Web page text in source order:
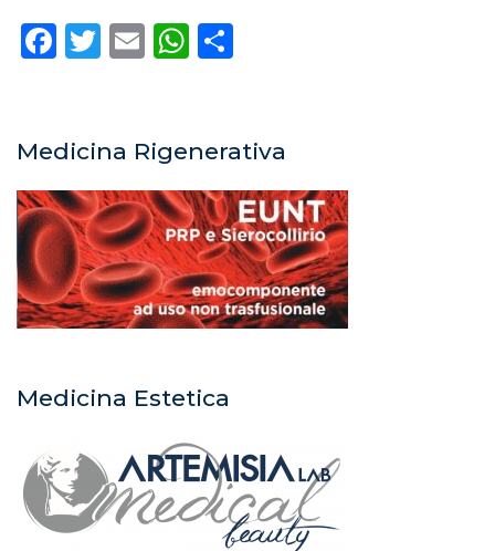
Facebook
Twitter
EmailWhatsApp
Medicina Rigenerativa
Medicina Estetica